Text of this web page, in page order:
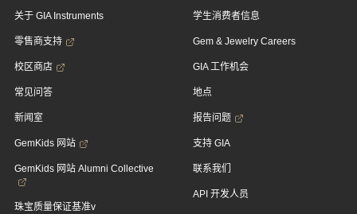
关于 GIA Instruments
零售商支持
校区商店
常见问答
新闻室
GemKids 网站
GemKids 网站 Alumni Collective
珠宝质量保证基准v
学生消费者信息
Gem & Jewelry Careers
GIA 工作机会
地点
报告问题
支持 GIA
联系我们
API 开发人员